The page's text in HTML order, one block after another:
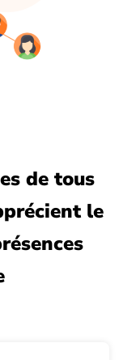
de tous
le